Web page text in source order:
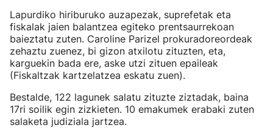
Lapurdiko hiriburuko auzapezak, suprefetak eta
fiskalak jaien balantzea egiteko prentsaurrekoan
baieztatu zuten. Caroline Parizel prokuradoreordeak
zehaztu zuenez, bi gizon atxilotu zituzten, eta,
karguekin bada ere, aske utzi zituen epaileak
(Fiskaltzak kartzelatzea eskatu zuen).
Bestalde, 122 lagunek salatu zituzte ziztadak, baina
17ri soilik egin zizkieten. 10 emakumek erabaki zuten
salaketa judiziala jartzea.